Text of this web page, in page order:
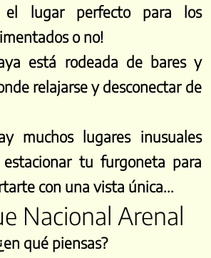
el lugar perfecto para los
o no!
está rodeada de bares y
relajarse y desconectar de
muchos lugares inusuales
tu furgoneta para
con una vista única...
Nacional Arenal
qué piensas?